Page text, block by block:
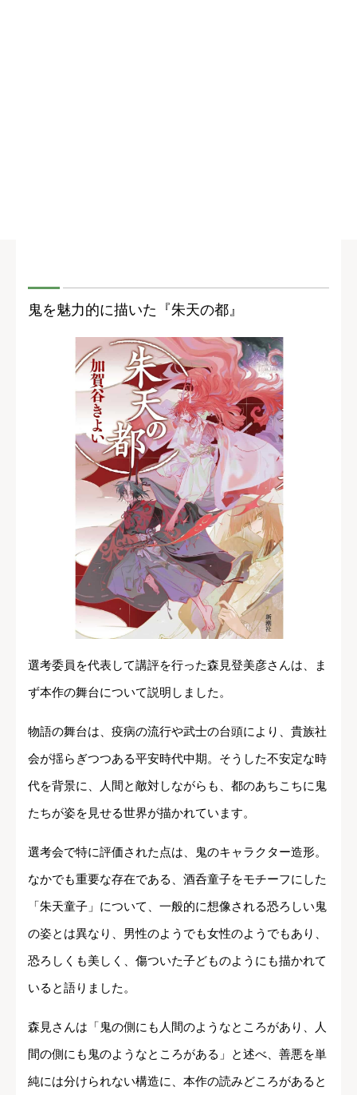
鬼を魅力的に描いた『朱天の都』
選考委員を代表して講評を行った森見登美彦さんは、ま
ず本作の舞台について説明しました。
物語の舞台は、疫病の流行や武士の台頭により、貴族社
会が揺らぎつつある平安時代中期。そうした不安定な時
代を背景に、人間と敵対しながらも、都のあちこちに鬼
たちが姿を見せる世界が描かれています。
選考会で特に評価された点は、鬼のキャラクター造形。
なかでも重要な存在である、酒呑童子をモチーフにした
「朱天童子」について、一般的に想像される恐ろしい鬼
の姿とは異なり、男性のようでも女性のようでもあり、
恐ろしくも美しく、傷ついた子どものようにも描かれて
いると語りました。
森見さんは「鬼の側にも人間のようなところがあり、人
間の側にも鬼のようなところがある」と述べ、善悪を単
純には分けられない構造に、本作の読みどころがあると